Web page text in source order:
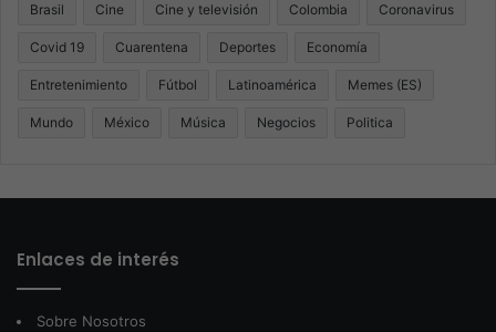
Brasil Cine Cine y televisión Colombia Coronavirus
Covid 19 Cuarentena Deportes Economía
Entretenimiento Fútbol Latinoamérica Memes (ES)
Mundo México Música Negocios Politica
Enlaces de interés
Sobre Nosotros